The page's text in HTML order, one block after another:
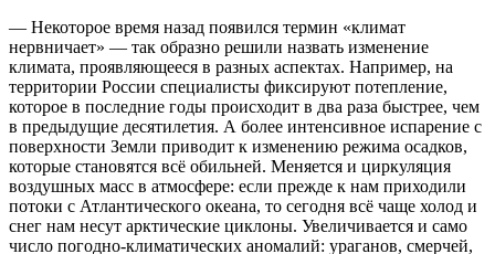
— Некоторое время назад появился термин «климат
нервничает» — так образно решили назвать изменение
климата, проявляющееся в разных аспектах. Например, на
территории России специалисты фиксируют потепление,
которое в последние годы происходит в два раза быстрее, чем
в предыдущие десятилетия. А более интенсивное испарение с
поверхности Земли приводит к изменению режима осадков,
которые становятся всё обильней. Меняется и циркуляция
воздушных масс в атмосфере: если прежде к нам приходили
потоки с Атлантического океана, то сегодня всё чаще холод и
снег нам несут арктические циклоны. Увеличивается и само
число погодно-климатических аномалий: ураганов, смерчей,